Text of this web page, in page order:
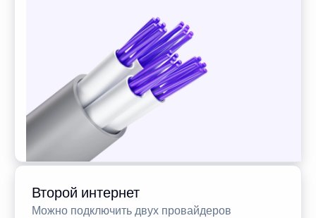
Второй интернет
Можно подключить двух провайдеров